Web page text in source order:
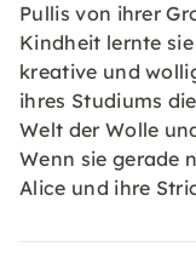
Pullis von ihrer
Kindheit lernte
kreative und
ihres Studiums
Welt der Wolle
Wenn sie gerade
Alice und ihre